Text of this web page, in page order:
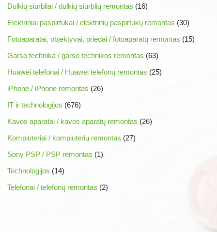
Dulkių siurbliai / dulkių siurblių remontas (16)
Elektriniai paspirtukai / elektrinių paspirtukų remontas (30)
Fotoaparatai, objektyvai, priedai / fotoaparatų remontas (15)
Garso technika / garso technikos remontas (63)
Huawei telefonai / Huawei telefonų remontas (25)
iPhone / iPhone remontas (26)
IT ir technologijos (676)
Kavos aparatai / kavos aparatų remontas (26)
Kompiuteriai / kompiuterių remontas (27)
Sony PSP / PSP remontas (1)
Technologijos (14)
Telefonai / telefonų remontas (2)